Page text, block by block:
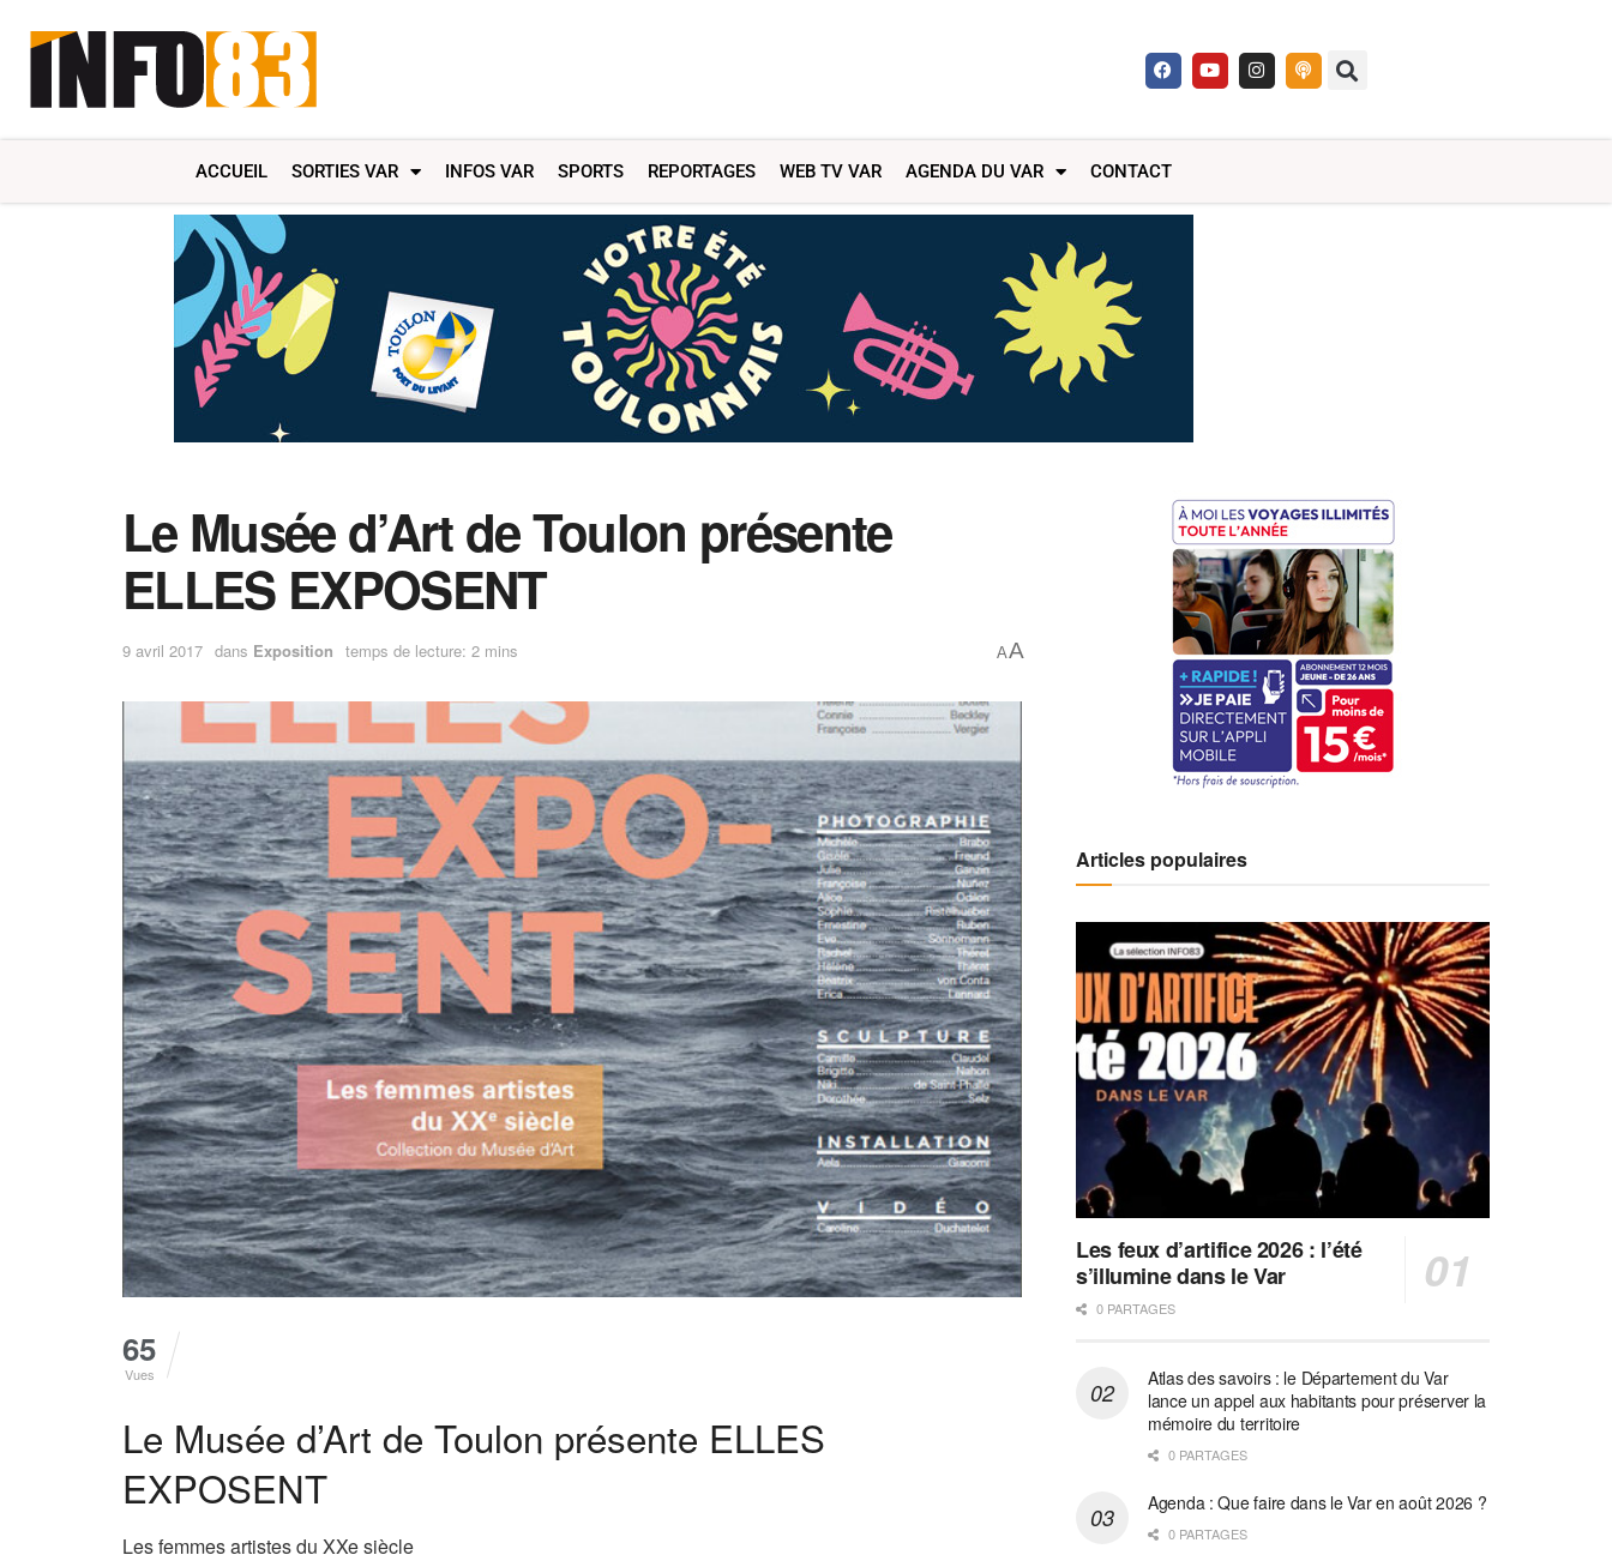
ACCUEIL SORTIES VAR INFOS VAR SPORTS REPORTAGES WEB TV VAR AGENDA DU VAR CONTACT
Le Musée d’Art de Toulon présente
ELLES EXPOSENT
9 avril 2017 dans Exposition temps de lecture: 2 mins AA
65
Vues
Le Musée d’Art de Toulon présente ELLES
EXPOSENT
Les femmes artistes du XXe siècle
Articles populaires
Les feux d’artifice 2026 : l’été
s’illumine dans le Var
0 PARTAGES
Atlas des savoirs : le Département du Var
lance un appel aux habitants pour préserver la
mémoire du territoire
0 PARTAGES
Agenda : Que faire dans le Var en août 2026 ?
0 PARTAGES